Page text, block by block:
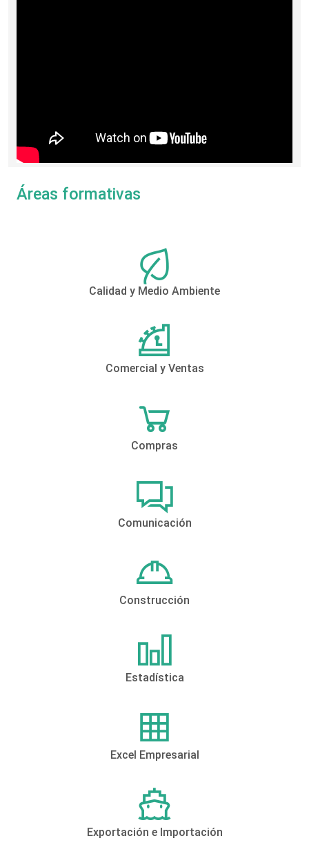
Áreas formativas
Calidad y Medio Ambiente
Comercial y Ventas
Compras
Comunicación
Construcción
Estadística
Excel Empresarial
Exportación e Importación